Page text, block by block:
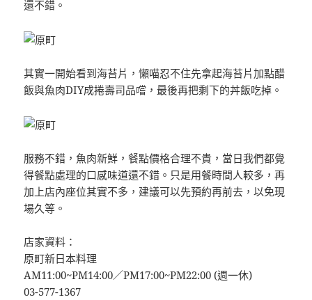
還不錯。
其實一開始看到海苔片，懶喵忍不住先拿起海苔片加點醋
飯與魚肉DIY成捲壽司品嚐，最後再把剩下的丼飯吃掉。
服務不錯，魚肉新鮮，餐點價格合理不貴，當日我們都覺
得餐點處理的口感味道還不錯。只是用餐時間人較多，再
加上店內座位其實不多，建議可以先預約再前去，以免現
場久等。
店家資料：
原町新日本料理
AM11:00~PM14:00／PM17:00~PM22:00 (週一休)
03-577-1367